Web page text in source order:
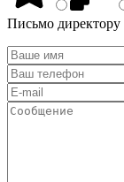
Письмо директору